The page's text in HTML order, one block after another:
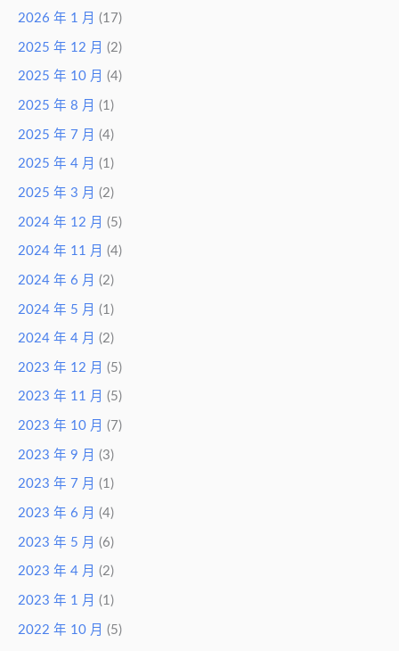
2026 年 1 月 (17)
2025 年 12 月 (2)
2025 年 10 月 (4)
2025 年 8 月 (1)
2025 年 7 月 (4)
2025 年 4 月 (1)
2025 年 3 月 (2)
2024 年 12 月 (5)
2024 年 11 月 (4)
2024 年 6 月 (2)
2024 年 5 月 (1)
2024 年 4 月 (2)
2023 年 12 月 (5)
2023 年 11 月 (5)
2023 年 10 月 (7)
2023 年 9 月 (3)
2023 年 7 月 (1)
2023 年 6 月 (4)
2023 年 5 月 (6)
2023 年 4 月 (2)
2023 年 1 月 (1)
2022 年 10 月 (5)